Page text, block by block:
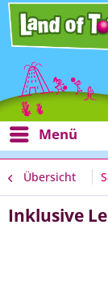
Menü
Übersicht
Inklusive